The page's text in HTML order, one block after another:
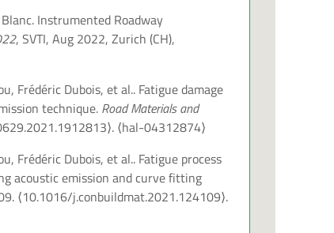
Instrumented Roadway
, SVTI, Aug 2022, Zurich (CH),
Frédéric Dubois, et al.. Fatigue damage
technique. Road Materials and
. ⟨hal-04312874⟩
Frédéric Dubois, et al.. Fatigue process
acoustic emission and curve fitting
⟨10.1016/j.conbuildmat.2021.124109⟩.